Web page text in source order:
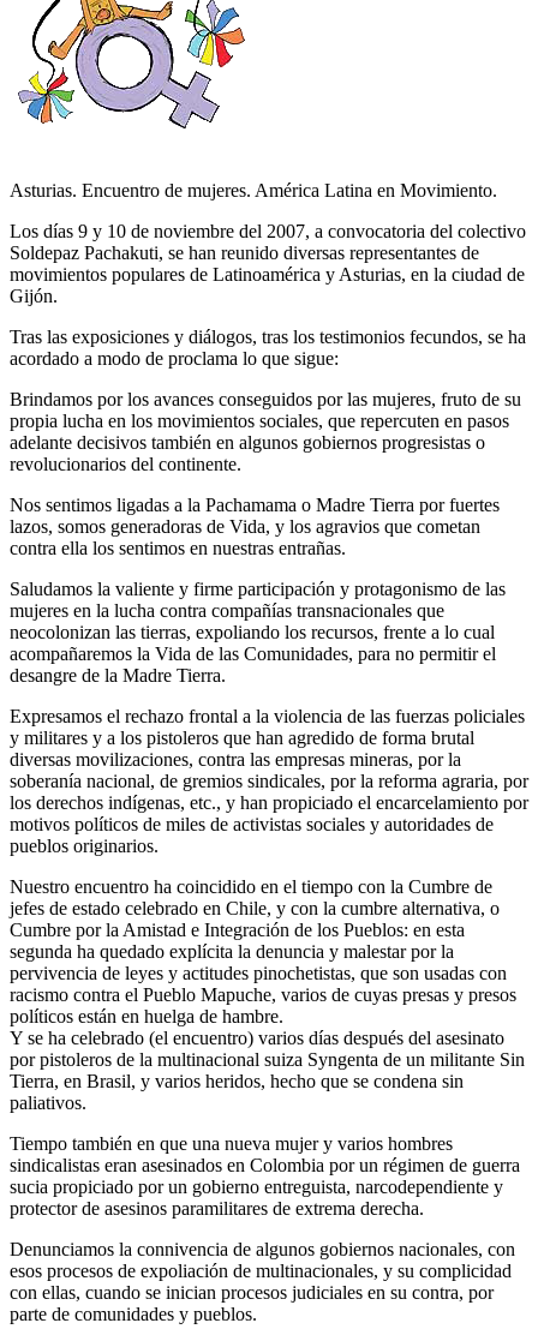
Asturias. Encuentro de mujeres. América Latina en Movimiento.
Los días 9 y 10 de noviembre del 2007, a convocatoria del colectivo
Soldepaz Pachakuti, se han reunido diversas representantes de
movimientos populares de Latinoamérica y Asturias, en la ciudad de
Gijón.
Tras las exposiciones y diálogos, tras los testimonios fecundos, se ha
acordado a modo de proclama lo que sigue:
Brindamos por los avances conseguidos por las mujeres, fruto de su
propia lucha en los movimientos sociales, que repercuten en pasos
adelante decisivos también en algunos gobiernos progresistas o
revolucionarios del continente.
Nos sentimos ligadas a la Pachamama o Madre Tierra por fuertes
lazos, somos generadoras de Vida, y los agravios que cometan
contra ella los sentimos en nuestras entrañas.
Saludamos la valiente y firme participación y protagonismo de las
mujeres en la lucha contra compañías transnacionales que
neocolonizan las tierras, expoliando los recursos, frente a lo cual
acompañaremos la Vida de las Comunidades, para no permitir el
desangre de la Madre Tierra.
Expresamos el rechazo frontal a la violencia de las fuerzas policiales
y militares y a los pistoleros que han agredido de forma brutal
diversas movilizaciones, contra las empresas mineras, por la
soberanía nacional, de gremios sindicales, por la reforma agraria, por
los derechos indígenas, etc., y han propiciado el encarcelamiento por
motivos políticos de miles de activistas sociales y autoridades de
pueblos originarios.
Nuestro encuentro ha coincidido en el tiempo con la Cumbre de
jefes de estado celebrado en Chile, y con la cumbre alternativa, o
Cumbre por la Amistad e Integración de los Pueblos: en esta
segunda ha quedado explícita la denuncia y malestar por la
pervivencia de leyes y actitudes pinochetistas, que son usadas con
racismo contra el Pueblo Mapuche, varios de cuyas presas y presos
políticos están en huelga de hambre.
Y se ha celebrado (el encuentro) varios días después del asesinato
por pistoleros de la multinacional suiza Syngenta de un militante Sin
Tierra, en Brasil, y varios heridos, hecho que se condena sin
paliativos.
Tiempo también en que una nueva mujer y varios hombres
sindicalistas eran asesinados en Colombia por un régimen de guerra
sucia propiciado por un gobierno entreguista, narcodependiente y
protector de asesinos paramilitares de extrema derecha.
Denunciamos la connivencia de algunos gobiernos nacionales, con
esos procesos de expoliación de multinacionales, y su complicidad
con ellas, cuando se inician procesos judiciales en su contra, por
parte de comunidades y pueblos.